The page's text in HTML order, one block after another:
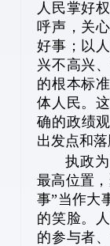
人民掌好
呼声，关
好事；以
兴不高兴
的根本标
体人民。
确的政绩
出发点和落
执政
最高位置
事”当作大
的笑脸。
的参与者